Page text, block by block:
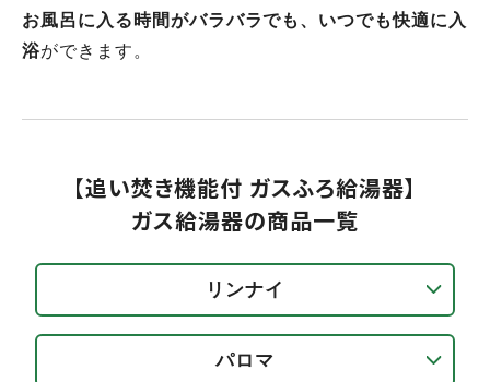
お風呂に入る時間がバラバラでも、いつでも快適に入
浴ができます。
【追い焚き機能付 ガスふろ給湯器】
ガス給湯器の商品一覧
リンナイ
パロマ